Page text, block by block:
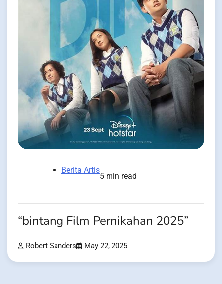
Berita Artis
5 min read
“bintang Film Pernikahan 2025”
Robert Sanders May 22, 2025